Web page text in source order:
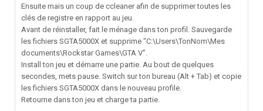
Ensuite mais un coup de ccleaner afin de supprimer toutes les
clés de registre en rapport au jeu.
Avant de réinstaller, fait le ménage dans ton profil. Sauvegarde
les fichiers SGTA5000X et supprime "C:\Users\TonNom\Mes
documents\Rockstar Games\GTA V".
Install ton jeu et démarre une partie. Au bout de quelques
secondes, mets pause. Switch sur ton bureau (Alt + Tab) et copie
les fichiers SGTA5000X dans le nouveau profile.
Retourne dans ton jeu et charge ta partie.